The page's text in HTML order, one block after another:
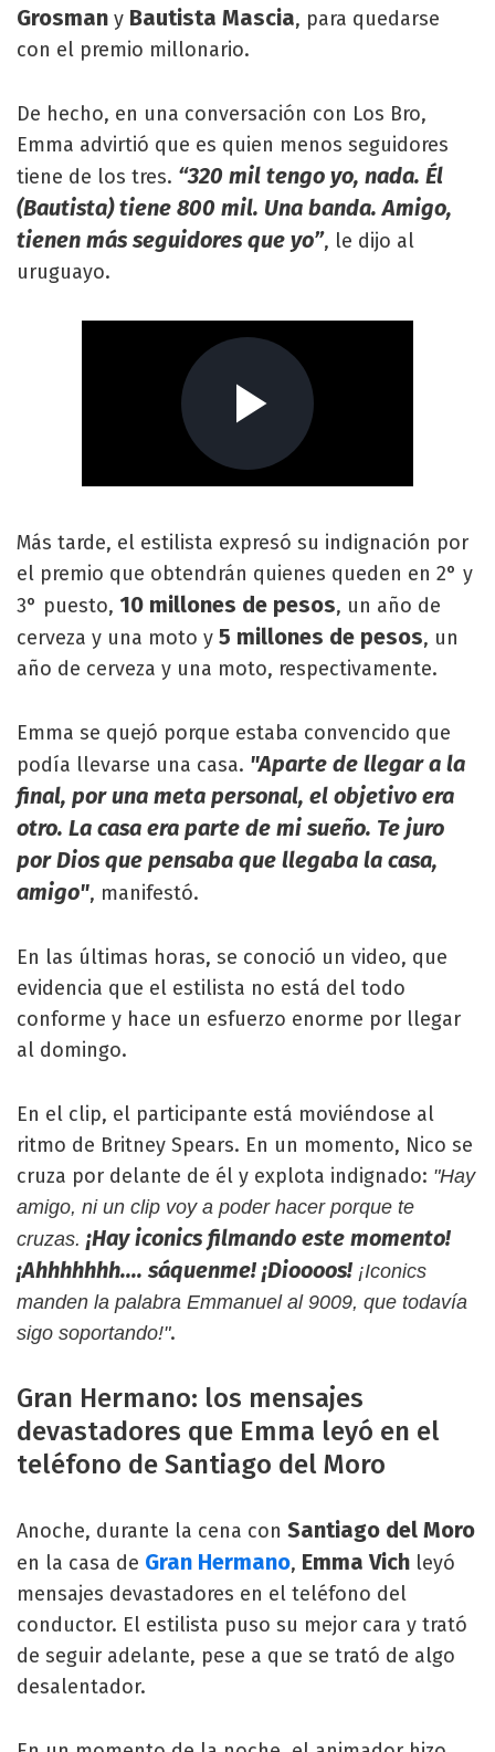
Grosman y Bautista Mascia, para quedarse
con el premio millonario.
De hecho, en una conversación con Los Bro,
Emma advirtió que es quien menos seguidores
tiene de los tres. “320 mil tengo yo, nada. Él
(Bautista) tiene 800 mil. Una banda. Amigo,
tienen más seguidores que yo”, le dijo al
uruguayo.
Más tarde, el estilista expresó su indignación por
el premio que obtendrán quienes queden en 2° y
3° puesto, 10 millones de pesos, un año de
cerveza y una moto y 5 millones de pesos, un
año de cerveza y una moto, respectivamente.
Emma se quejó porque estaba convencido que
podía llevarse una casa. "Aparte de llegar a la
final, por una meta personal, el objetivo era
otro. La casa era parte de mi sueño. Te juro
por Dios que pensaba que llegaba la casa,
amigo", manifestó.
En las últimas horas, se conoció un video, que
evidencia que el estilista no está del todo
conforme y hace un esfuerzo enorme por llegar
al domingo.
En el clip, el participante está moviéndose al
ritmo de Britney Spears. En un momento, Nico se
cruza por delante de él y explota indignado: "Hay
amigo, ni un clip voy a poder hacer porque te
cruzas. ¡Hay iconics filmando este momento!
¡Ahhhhhhh.... sáquenme! ¡Dioooos! ¡Iconics
manden la palabra Emmanuel al 9009, que todavía
sigo soportando!".
Gran Hermano: los mensajes
devastadores que Emma leyó en el
teléfono de Santiago del Moro
Anoche, durante la cena con Santiago del Moro
en la casa de Gran Hermano, Emma Vich leyó
mensajes devastadores en el teléfono del
conductor. El estilista puso su mejor cara y trató
de seguir adelante, pese a que se trató de algo
desalentador.